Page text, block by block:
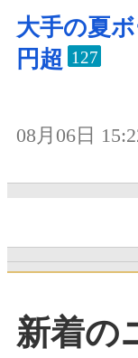
大手の夏
円超 127
08月06日
新着の